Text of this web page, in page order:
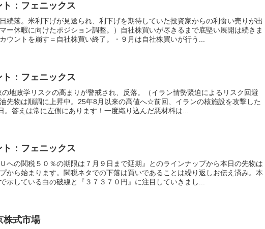
：フェニックス
続落。米利下げが見送られ、利下げを期待していた投資家からの利食い売りが出
ー休暇に向けたポジション調整。）自社株買いが尽きるまで底堅い展開は続きま
ウントを崩す＝自社株買い終了。・９月は自社株買いが行う...
：フェニックス
の地政学リスクの高まりが警戒され、反落。（イラン情勢緊迫によるリスク回避
先物は順調に上昇中。25年8月以来の高値へ☆前回、イランの核施設を攻撃した
。答えは常に左側にあります！一度織り込んだ悪材料は...
：フェニックス
への関税５０％の期限は７月９日まで延期』とのラインナップから本日の先物は
から始まります。関税ネタでの下落は買いであることは繰り返しお伝え済み。本
示している白の破線と『３７３７０円』に注目していきまし...
株式市場